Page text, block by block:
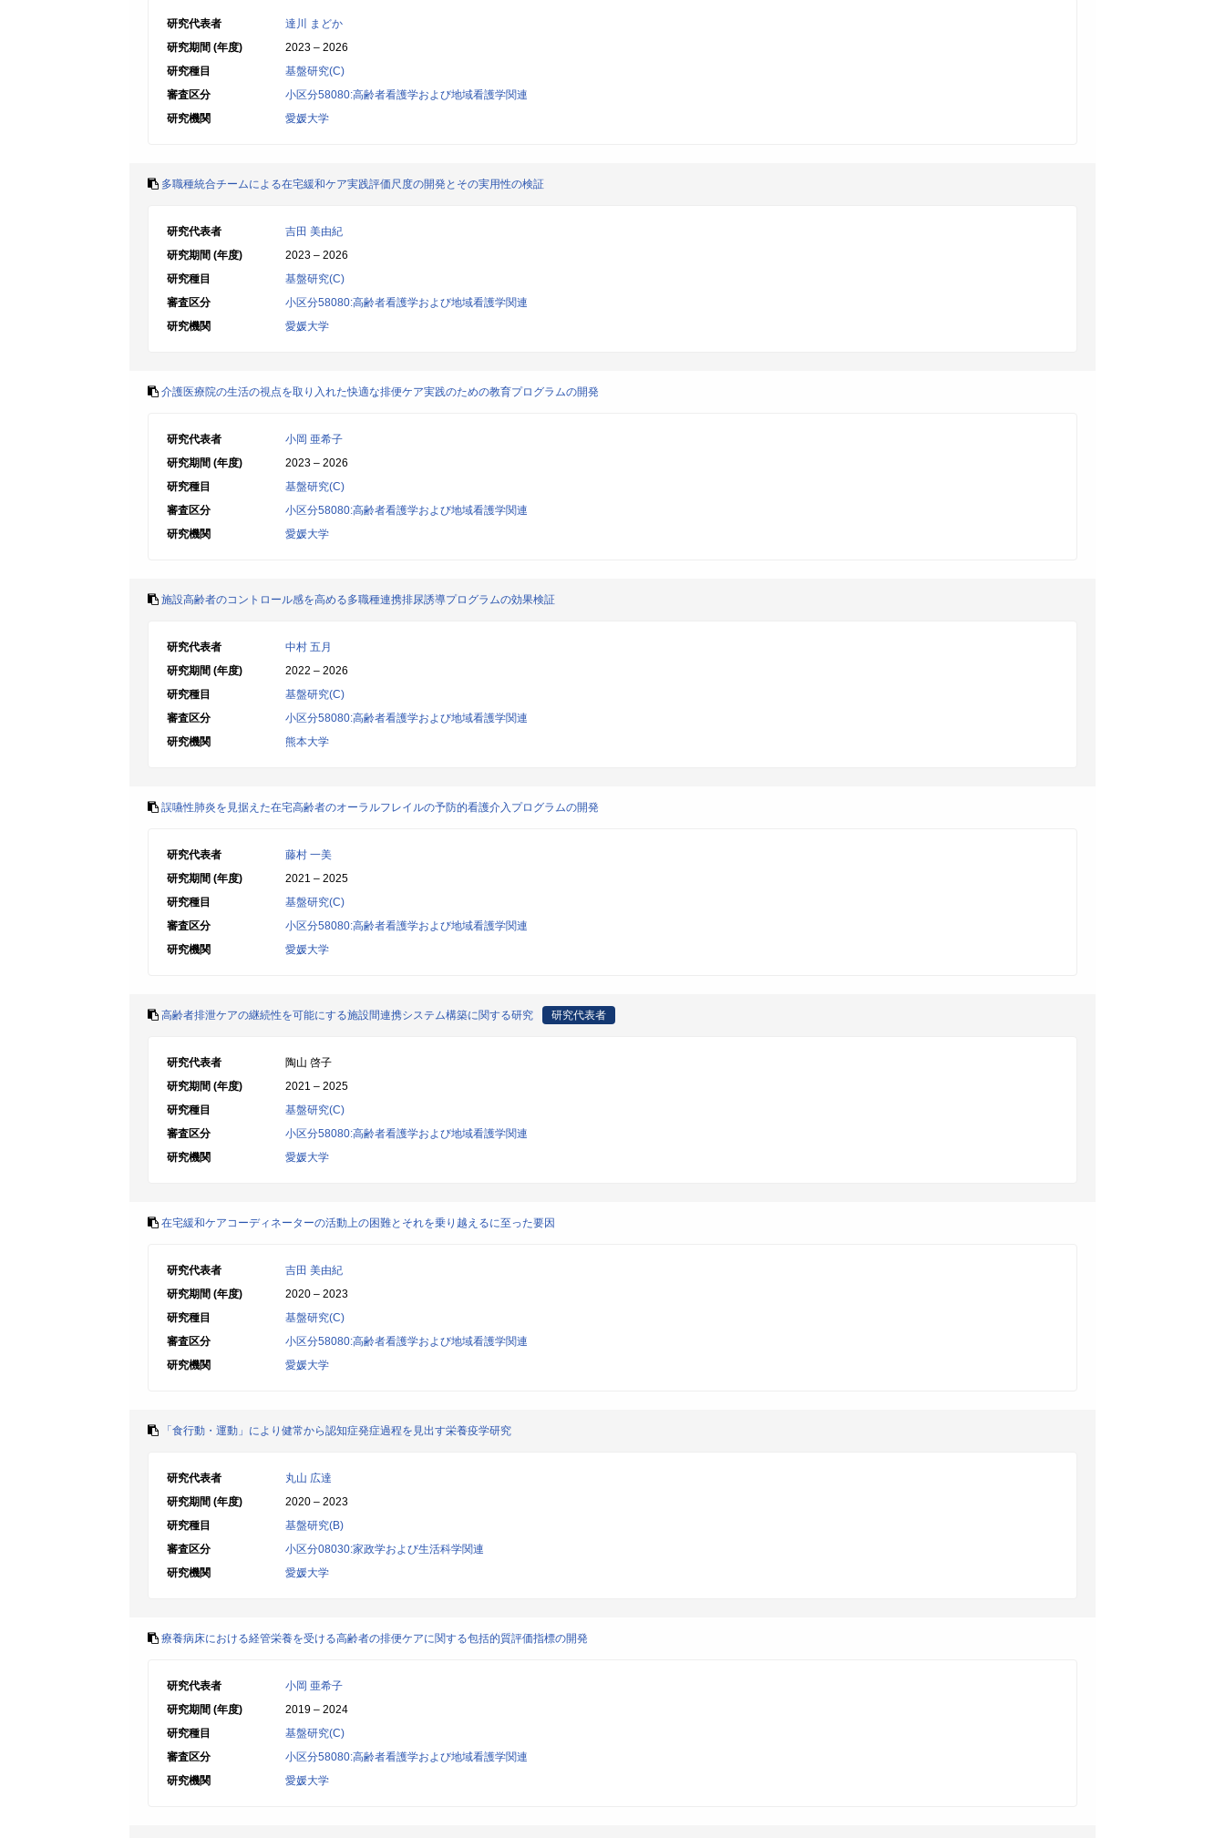
研究代表者
達川 まどか
研究期間 (年度)
2023 – 2026
研究種目
基盤研究(C)
審査区分
小区分58080:高齢者看護学および地域看護学関連
研究機関
愛媛大学
多職種統合チームによる在宅緩和ケア実践評価尺度の開発とその実用性の検証
研究代表者
吉田 美由紀
研究期間 (年度)
2023 – 2026
研究種目
基盤研究(C)
審査区分
小区分58080:高齢者看護学および地域看護学関連
研究機関
愛媛大学
介護医療院の生活の視点を取り入れた快適な排便ケア実践のための教育プログラムの開発
研究代表者
小岡 亜希子
研究期間 (年度)
2023 – 2026
研究種目
基盤研究(C)
審査区分
小区分58080:高齢者看護学および地域看護学関連
研究機関
愛媛大学
施設高齢者のコントロール感を高める多職種連携排尿誘導プログラムの効果検証
研究代表者
中村 五月
研究期間 (年度)
2022 – 2026
研究種目
基盤研究(C)
審査区分
小区分58080:高齢者看護学および地域看護学関連
研究機関
熊本大学
誤嚥性肺炎を見据えた在宅高齢者のオーラルフレイルの予防的看護介入プログラムの開発
研究代表者
藤村 一美
研究期間 (年度)
2021 – 2025
研究種目
基盤研究(C)
審査区分
小区分58080:高齢者看護学および地域看護学関連
研究機関
愛媛大学
高齢者排泄ケアの継続性を可能にする施設間連携システム構築に関する研究 研究代表者
研究代表者
陶山 啓子
研究期間 (年度)
2021 – 2025
研究種目
基盤研究(C)
審査区分
小区分58080:高齢者看護学および地域看護学関連
研究機関
愛媛大学
在宅緩和ケアコーディネーターの活動上の困難とそれを乗り越えるに至った要因
研究代表者
吉田 美由紀
研究期間 (年度)
2020 – 2023
研究種目
基盤研究(C)
審査区分
小区分58080:高齢者看護学および地域看護学関連
研究機関
愛媛大学
「食行動・運動」により健常から認知症発症過程を見出す栄養疫学研究
研究代表者
丸山 広達
研究期間 (年度)
2020 – 2023
研究種目
基盤研究(B)
審査区分
小区分08030:家政学および生活科学関連
研究機関
愛媛大学
療養病床における経管栄養を受ける高齢者の排便ケアに関する包括的質評価指標の開発
研究代表者
小岡 亜希子
研究期間 (年度)
2019 – 2024
研究種目
基盤研究(C)
審査区分
小区分58080:高齢者看護学および地域看護学関連
研究機関
愛媛大学